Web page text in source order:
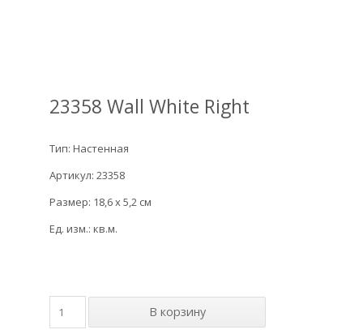
23358 Wall White Right
Тип: Настенная
Артикул: 23358
Размер: 18,6 x 5,2 см
Ед. изм.: кв.м.